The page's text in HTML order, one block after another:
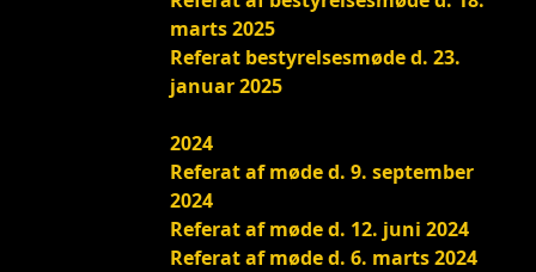
marts 2025
Referat bestyrelsesmøde d. 23.
januar 2025
2024
Referat af møde d. 9. september
2024
Referat af møde d. 12. juni 2024
Referat af møde d. 6. marts 2024